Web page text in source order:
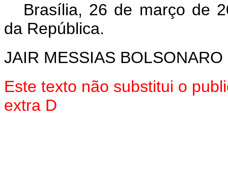
Brasília, 26 de março de
da República.
JAIR MESSIAS BOLSONARO
Este texto não substitui o
extra D